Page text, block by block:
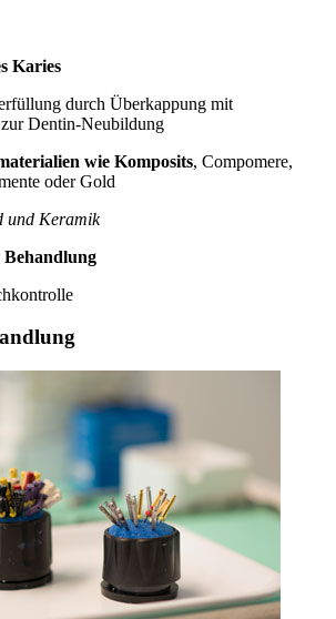
Karies
durch Überkappung mit
Dentin-Neubildung
wie Komposits, Compomere,
oder Gold
und Keramik